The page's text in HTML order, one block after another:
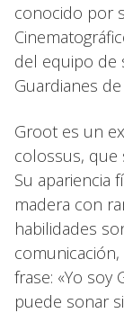
conocido por
del equipo de
Guardianes de
Groot es un
colossus, que
Su apariencia
madera con
habilidades
frase: «Yo soy
puede sonar